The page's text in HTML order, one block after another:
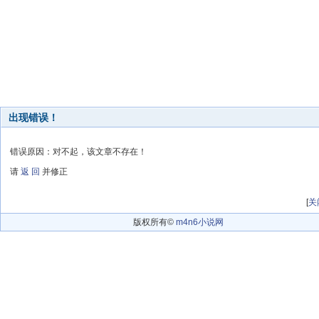
出现错误！
错误原因：对不起，该文章不存在！
请 返 回 并修正
[关
版权所有© m4n6小说网